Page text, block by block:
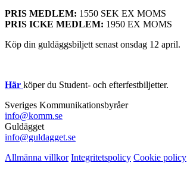
PRIS MEDLEM: 1550 SEK EX MOMS
PRIS ICKE MEDLEM: 1950 EX MOMS
Köp din guldäggsbiljett senast onsdag 12 april.
Här köper du Student- och efterfestbiljetter.
Sveriges Kommunikationsbyråer
info@komm.se
Guldägget
info@guldagget.se
Allmänna villkor Integritetspolicy Cookie policy